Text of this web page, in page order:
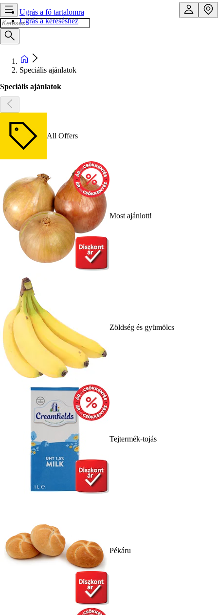
Ugrás a fő tartalomra
Ugrás a kereséshez
Speciális ajánlatok
Speciális ajánlatok
All Offers
Most ajánlott!
Zöldség és gyümölcs
Tejtermék-tojás
Pékáru